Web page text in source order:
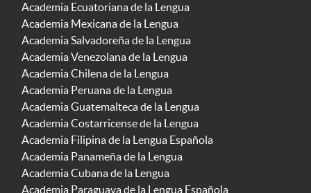
Academia Ecuatoriana de la Lengua
Academia Mexicana de la Lengua
Academia Salvadoreña de la Lengua
Academia Venezolana de la Lengua
Academia Chilena de la Lengua
Academia Peruana de la Lengua
Academia Guatemalteca de la Lengua
Academia Costarricense de la Lengua
Academia Filipina de la Lengua Española
Academia Panameña de la Lengua
Academia Cubana de la Lengua
Academia Paraguaya de la Lengua Española